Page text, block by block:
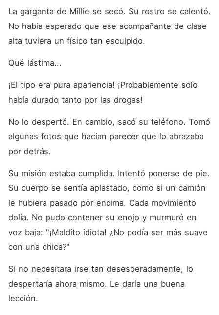
La garganta de Millie se secó. Su rostro se calentó.
No había esperado que ese acompañante de clase
alta tuviera un físico tan esculpido.
Qué lástima...
¡El tipo era pura apariencia! ¡Probablemente solo
había durado tanto por las drogas!
No lo despertó. En cambio, sacó su teléfono. Tomó
algunas fotos que hacían parecer que lo abrazaba
por detrás.
Su misión estaba cumplida. Intentó ponerse de pie.
Su cuerpo se sentía aplastado, como si un camión
le hubiera pasado por encima. Cada movimiento
dolía. No pudo contener su enojo y murmuró en
voz baja: "¡Maldito idiota! ¿No podía ser más suave
con una chica?"
Si no necesitara irse tan desesperadamente, lo
despertaría ahora mismo. Le daría una buena
lección.